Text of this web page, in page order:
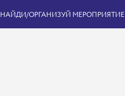
НАЙДИ/ОРГАНИЗУЙ МЕРОПРИЯТИЕ